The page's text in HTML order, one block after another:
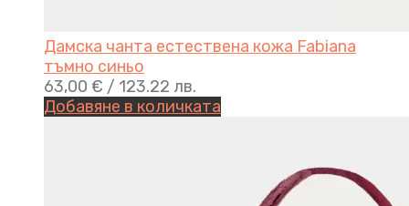
Дамска чанта естествена кожа Fabiana
тъмно синьо
63,00 € / 123.22 лв.
Добавяне в количката